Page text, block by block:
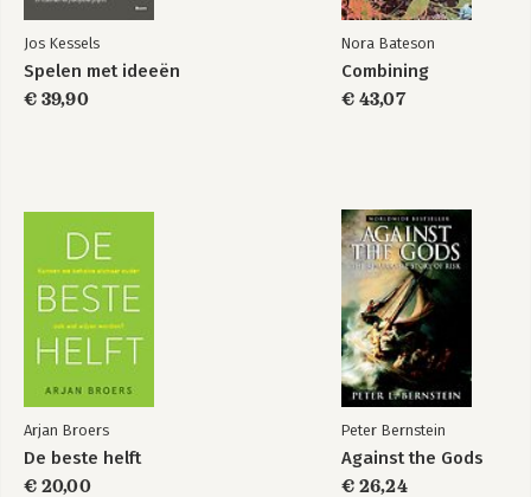
Jos Kessels
Spelen met ideeën
€ 39,90
Nora Bateson
Combining
€ 43,07
Arjan Broers
De beste helft
€ 20,00
Peter Bernstein
Against the Gods
€ 26,24